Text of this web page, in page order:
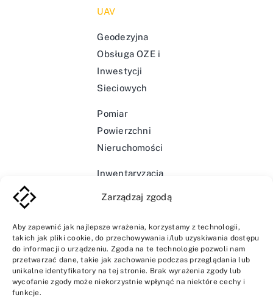
Zarządzaj zgodą
Aby zapewnić jak najlepsze wrażenia, korzystamy z technologii,
takich jak pliki cookie, do przechowywania i/lub uzyskiwania dostępu
do informacji o urządzeniu. Zgoda na te technologie pozwoli nam
przetwarzać dane, takie jak zachowanie podczas przeglądania lub
unikalne identyfikatory na tej stronie. Brak wyrażenia zgody lub
wycofanie zgody może niekorzystnie wpłynąć na niektóre cechy i
funkcje.
UAV
Geodezyjna
Obsługa OZE i
Inwestycji
Sieciowych
Pomiar
Powierzchni
Nieruchomości
Inwentaryzacja
Kanalizacyjnej